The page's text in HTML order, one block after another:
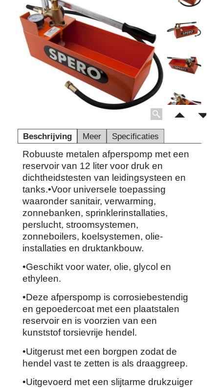
Beschrijving Meer Specificaties
Robuuste metalen afperspomp met een
reservoir van 12 liter voor druk en
dichtheidstesten van leidingsysteen en
tanks.•Voor universele toepassing
waaronder sanitair, verwarming,
zonnebanken, sprinklerinstallaties,
perslucht, stroomsystemen,
zonneboilers, koelsystemen, olie-
installaties en druktankbouw.
•Geschikt voor water, olie, glycol en
ethyleen.
•Deze afperspomp is corrosiebestendig
en gepoedercoat met een plaatstalen
reservoir en is voorzien van een
kunststof torsievrije hendel.
•Uitgerust met een borgpen zodat de
hendel vast te zetten is als draaggreep.
•Uitgevoerd met een slijtarme drukzuiger